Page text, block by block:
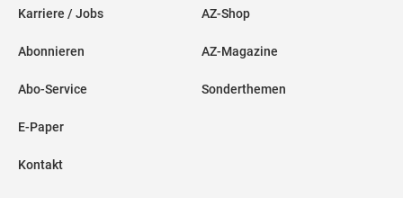
Karriere / Jobs
Abonnieren
Abo-Service
E-Paper
Kontakt
AZ-Shop
AZ-Magazine
Sonderthemen